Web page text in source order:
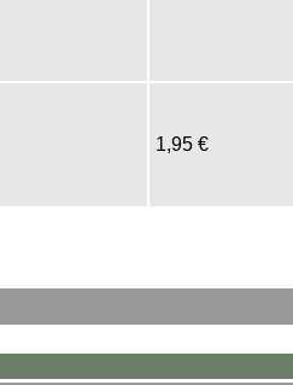
1,95 €